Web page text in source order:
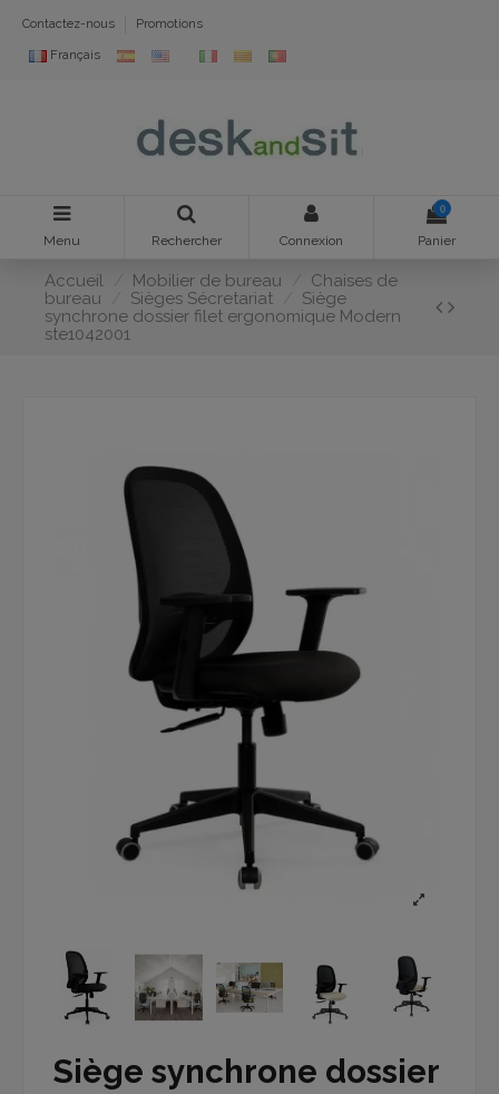
Contactez-nous Promotions
Français
Menu Rechercher Connexion
0
Panier
Accueil Mobilier de bureau
Chaises de
bureau
Sièges Sécretariat
Siège
synchrone dossier filet ergonomique Modern
ste1042001
Siège synchrone dossier